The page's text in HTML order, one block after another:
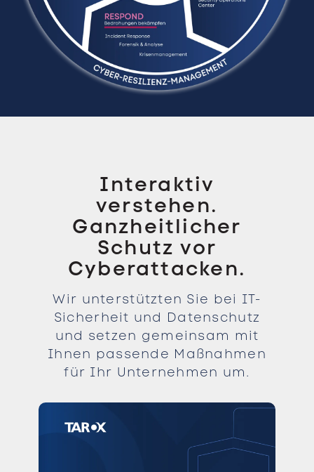
Interaktiv
verstehen.
Ganzheitlicher
Schutz vor
Cyberattacken.
Wir unterstützten Sie bei IT-
Sicherheit und Datenschutz
und setzen gemeinsam mit
Ihnen passende Maßnahmen
für Ihr Unternehmen um.